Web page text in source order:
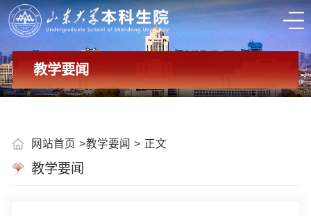
教学要闻
网站首页 教学要闻 正文
教学要闻